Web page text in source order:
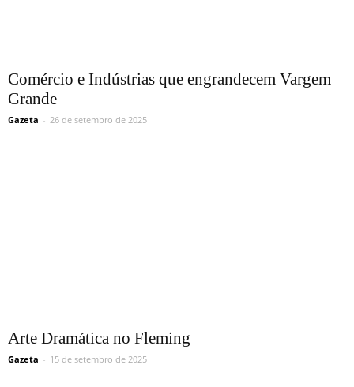
Comércio e Indústrias que engrandecem Vargem
Grande
Gazeta - 26 de setembro de 2025
Arte Dramática no Fleming
Gazeta - 15 de setembro de 2025